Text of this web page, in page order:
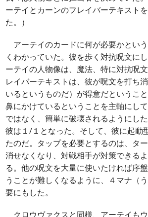
ーテイとカーンのフレイバーテキスト
た。）
アーテイのカードに何が必要かとい
くわかっていた。彼を歩く対抗呪文に
ーテイの人物像は、魔法、特に対抗呪
レイバーテキストは、彼が呪文を打ち
いるというものだ）が得意だというこ
鼻にかけているということを主軸にし
ではなく、簡単に破壊されるようにした
彼は１/１となった。そして、彼に起動
たのだ。タップを必要とするのは、タ
消せなくなり、対戦相手が対策できる
る。他の呪文を大量に使いたければ序
うことが難しくなるように、４マナ（
要にもした。
クロウヴァクスと同様、アーテイも